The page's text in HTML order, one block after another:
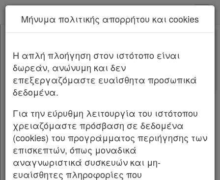
Κεφαλίδα
Σώμα [-]
Άρθρο 1 [-]
Παρ.1
Παρ.3
Άρθρο 2
[-]
Παρ.1
Παρ.2
Παρ.3
Νέα υπηρεσία Kodiko Assistant.Περισσότερα
Νόμος 1703/1987
Νόμος 1703 ΦΕΚ Α΄78/27.5.1987
Ρύθμιση μισθώσεων κατοικιών.
Ο ΠΡΟΕΔΡΟΣ ΤΗΣ ΕΛΛΗΝΙΚΗΣ ΔΗΜΟΚΡΑΤΙΑΣ
Εκδίδομε τον ακόλουθο νόμο που ψήφισε η
Βουλή:
Άρθρο 1
Μήνυμα πολιτικής απορρήτου και cookies
H απλή πλοήγηση στον ιστότοπο είναι
δωρεάν, ανώνυμη και δεν
επεξεργαζόμαστε ευαίσθητα προσωπικά
δεδομένα.
Για την εύρυθμη λειτουργία του ιστότοπου
χρειαζόμαστε πρόσβαση σε δεδομένα
(cookies) του προγράμματος περιήγησης των
επισκεπτών, όπως μοναδικά
αναγνωριστικά συσκευών και μη-
ευαίσθητες πληροφορίες που